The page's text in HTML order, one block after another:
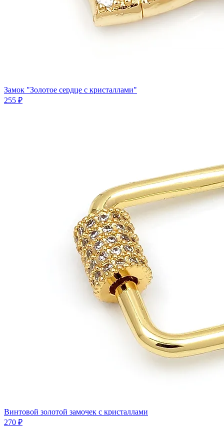
Замок "Золотое сердце с кристаллами"
255 ₽
Винтовой золотой замочек с кристаллами
270 ₽